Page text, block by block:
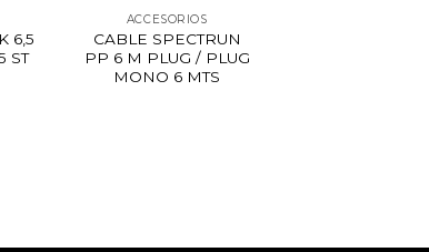
6,5
ST
ACCESORIOS
CABLE SPECTRUN
PP 6 M PLUG / PLUG
MONO 6 MTS